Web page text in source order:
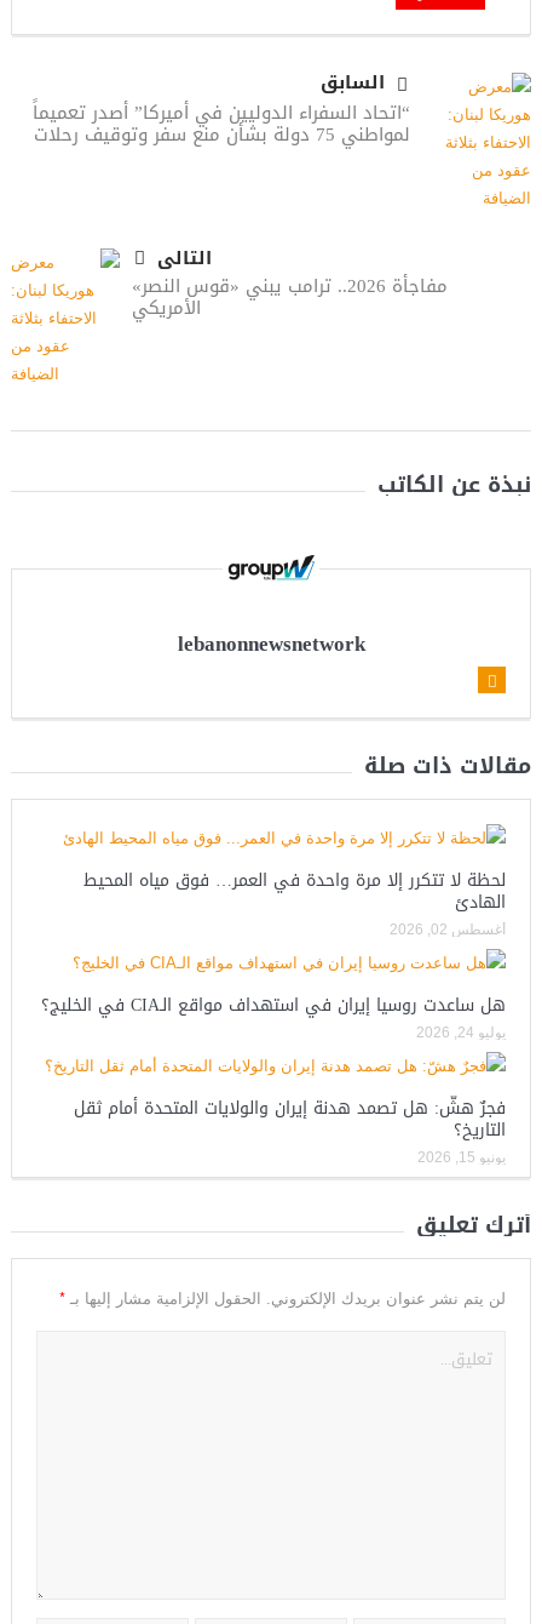
السابق
“اتحاد السفراء الدوليين في أميركا” أصدر تعميماً
لمواطني 75 دولة بشأن منع سفر وتوقيف رحلات
التالى
مفاجأة 2026.. ترامب يبني «قوس النصر»
الأمريكي
نبذة عن الكاتب
lebanonnewsnetwork
مقالات ذات صلة
لحظة لا تتكرر إلا مرة واحدة في العمر… فوق مياه المحيط
الهادئ
أغسطس 02, 2026
هل ساعدت روسيا إيران في استهداف مواقع الـCIA في الخليج؟
يوليو 24, 2026
فجرٌ هشّ: هل تصمد هدنة إيران والولايات المتحدة أمام ثقل
التاريخ؟
يونيو 15, 2026
أترك تعليق
لن يتم نشر عنوان بريدك الإلكتروني. الحقول الإلزامية مشار إليها بـ *